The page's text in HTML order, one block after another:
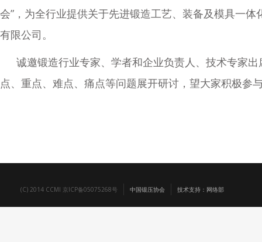
会”，为全行业提供关于先进锻造工艺、装备及模具一
有限公司。
诚邀锻造行业专家、学者和企业负责人、技术专家
点、重点、难点、痛点等问题展开研讨，望大家积极参
(C) 2014 CCMI 京ICP备05075268号 中国锻压协会 技术支持：网络部